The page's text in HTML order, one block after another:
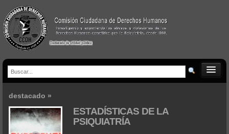
destacado »
ESTADÍSTICAS DE LA
PSIQUIATRÍA